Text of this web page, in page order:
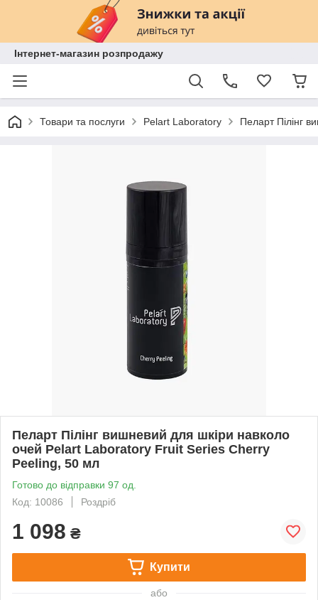
Інтернет-магазин розпродажу
Товари та послуги Pelart Laboratory Пеларт Пілінг
Пеларт Пілінг вишневий для шкіри навколо
очей Pelart Laboratory Fruit Series Cherry
Peeling, 50 мл
Готово до відправки 97 од.
Код: 10086
Роздріб
1 098 ₴
Купити
або